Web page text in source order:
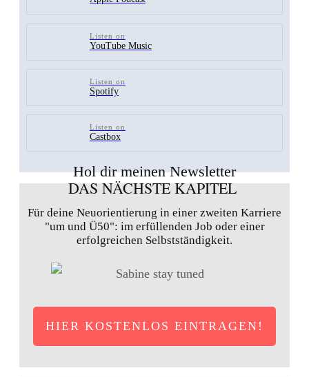
Listen on
YouTube Music
Listen on
Spotify
Listen on
Castbox
Hol dir meinen Newsletter
DAS NÄCHSTE KAPITEL
Für deine Neuorientierung in einer zweiten Karriere
"um und Ü50": im erfüllenden Job oder einer
erfolgreichen Selbstständigkeit.
HIER KOSTENLOS EINTRAGEN!